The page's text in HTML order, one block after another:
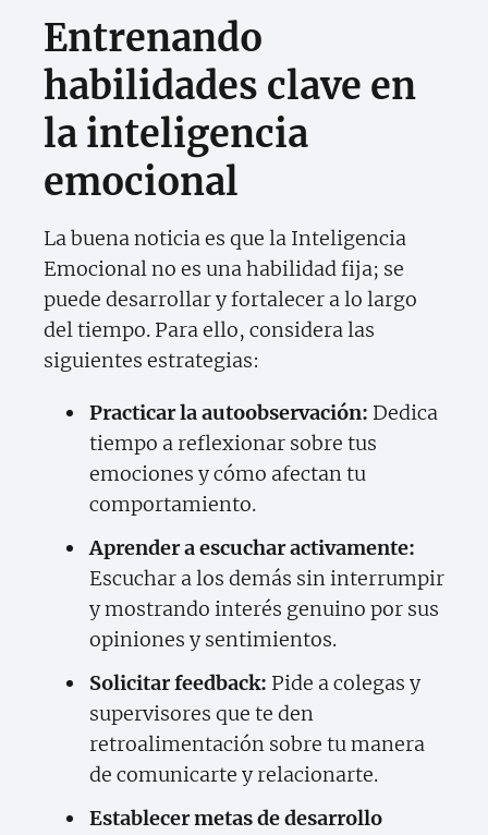
Entrenando
habilidades clave en
la inteligencia
emocional
La buena noticia es que la Inteligencia
Emocional no es una habilidad fija; se
puede desarrollar y fortalecer a lo largo
del tiempo. Para ello, considera las
siguientes estrategias:
Practicar la autoobservación: Dedica
tiempo a reflexionar sobre tus
emociones y cómo afectan tu
comportamiento.
Aprender a escuchar activamente:
Escuchar a los demás sin interrumpir
y mostrando interés genuino por sus
opiniones y sentimientos.
Solicitar feedback: Pide a colegas y
supervisores que te den
retroalimentación sobre tu manera
de comunicarte y relacionarte.
Establecer metas de desarrollo